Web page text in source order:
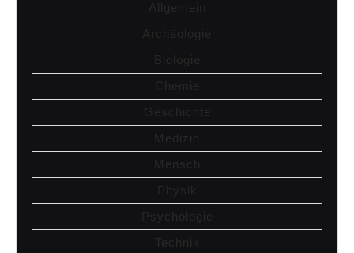
Allgemein
Archäologie
Biologie
Chemie
Geschichte
Medizin
Mensch
Physik
Psychologie
Technik